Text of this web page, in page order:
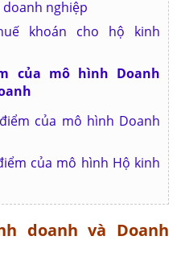
doanh nghiệp
khoán cho hộ kinh
của mô hình Doanh
của mô hình Doanh
của mô hình Hộ kinh
doanh và Doanh